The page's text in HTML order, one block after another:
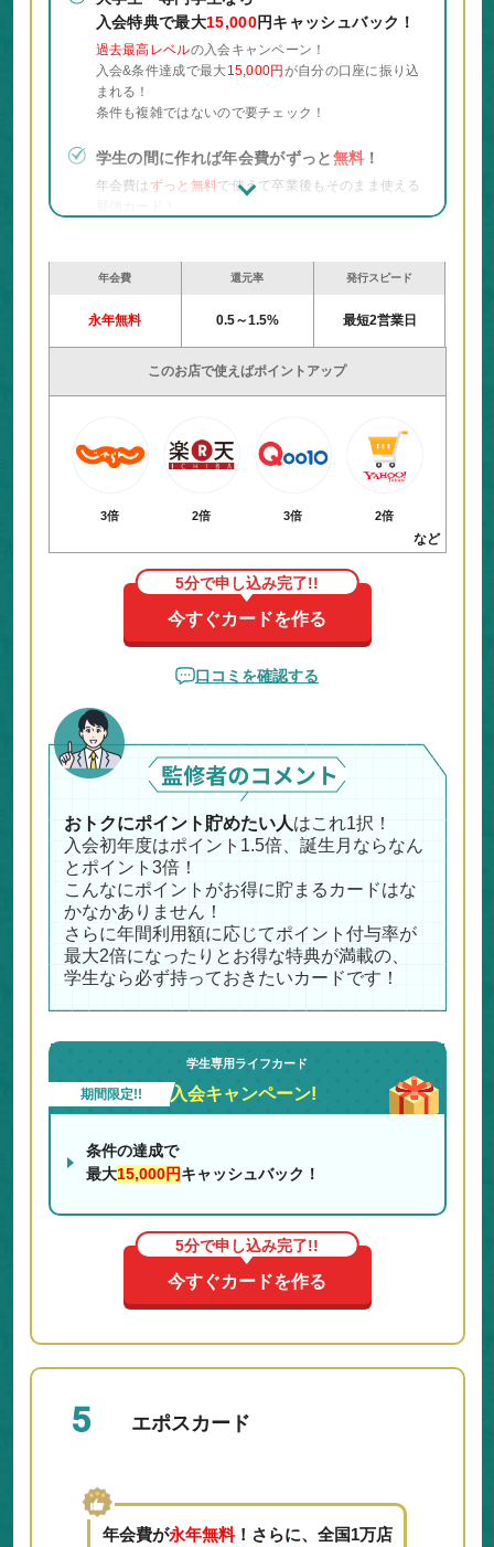
入会特典で最大15,000円キャッシュバック！
過去最高レベルの入会キャンペーン！
入会&条件達成で最大15,000円 が自分の口座に振り込
まれる！
条件も複雑ではないので要チェック！
学生の間に作れば年会費がずっと無料 ！
年会費は ずっと無料 で使えて卒業後もそのまま使える
会員限定でポイントが最大25倍
になるLモールが利用
楽天市場など普段の買い物がお得に！
PayPayなどのスマホ決済、QR決済に対応していて使
い勝手が良い！
年会費
永年無料
還元率
0.5～1.5%
発行スピード
最短2営業日
このお店で使えばポイントアップ
3倍 2倍 3倍 2倍
など
今すぐカードを作る
5分で申し込み完了!!
口コミを確認する
おトクにポイント貯めたい人はこれ1択！
入会初年度はポイント1.5倍、誕生月ならなん
とポイント3倍！
こんなにポイントがお得に貯まるカードはな
かなかありません！
さらに年間利用額に応じてポイント付与率が
最大2倍になったりとお得な特典が満載の、
学生なら必ず持っておきたいカードです！
学生専用ライフカード
期間限定!! 入会キャンペーン!
条件の達成で
最大15,000円キャッシュバック！
今すぐカードを作る
5分で申し込み完了!!
5 エポスカード
年会費が永年無料！さらに、全国1万店